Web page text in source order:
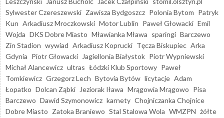
Sylwester Czereszewski Zawisza Bydgoszcz Polonia Bytom Patryk
Kun Arkadiusz Mroczkowski Motor Lublin Paweł Głowacki Emil
Wojda DKS Dobre Miasto Mławianka Mława sparingi Barczewo
Zin Stadion wywiad Arkadiusz Koprucki Tęcza Biskupiec Arka
Gdynia Piotr Głowacki Jagiellonia Białystok Piotr Wypniewski
Michał Alancewicz ultras Łódzki Klub Sportowy Paweł
Tomkiewicz Grzegorz Lech Bytovia Bytów licytacje Adam
Łopatko Dolcan Ząbki Jeziorak Iława Mrągowia Mrągowo Pisa
Barczewo Dawid Szymonowicz karnety Chojniczanka Chojnice
Dobre Miasto Zatoka Braniewo Stal Stalowa Wola WMZPN żółte